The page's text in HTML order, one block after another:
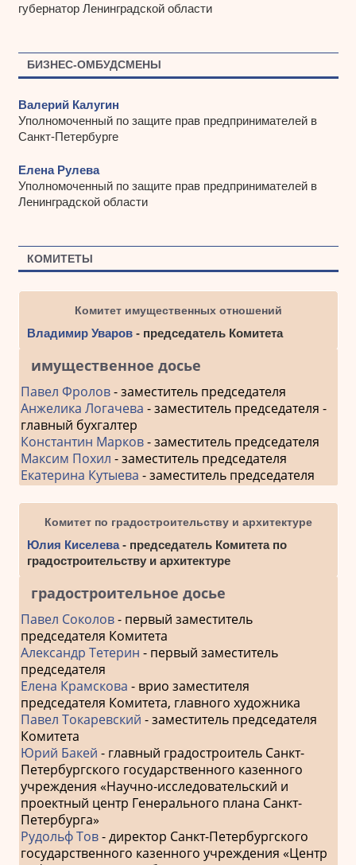
губернатор Ленинградской области
БИЗНЕС-ОМБУДСМЕНЫ
Валерий Калугин
Уполномоченный по защите прав предпринимателей в
Санкт-Петербурге
Елена Рулева
Уполномоченный по защите прав предпринимателей в
Ленинградской области
КОМИТЕТЫ
Комитет имущественных отношений
Владимир Уваров- председатель Комитета
имущественное досье
Павел Фролов- заместитель председателя
Анжелика Логачева - заместитель председателя -
главный бухгалтер
Константин Марков- заместитель председателя
Максим Похил - заместитель председателя
Екатерина Кутыева - заместитель председателя
Комитет по градостроительству и архитектуре
Юлия Киселева- председатель Комитета по
градостроительству и архитектуре
градостроительное досье
Павел Соколов- первый заместитель
председателя Комитета
Александр Тетерин - первый заместитель
председателя
Елена Крамскова - врио заместителя
председателя Комитета, главного художника
Павел Токаревский - заместитель председателя
Комитета
Юрий Бакей - главный градостроитель Санкт-
Петербургского государственного казенного
учреждения «Научно-исследовательский и
проектный центр Генерального плана Санкт-
Петербурга»
Рудольф Тов- директор Санкт-Петербургского
государственного казенного учреждения «Центр